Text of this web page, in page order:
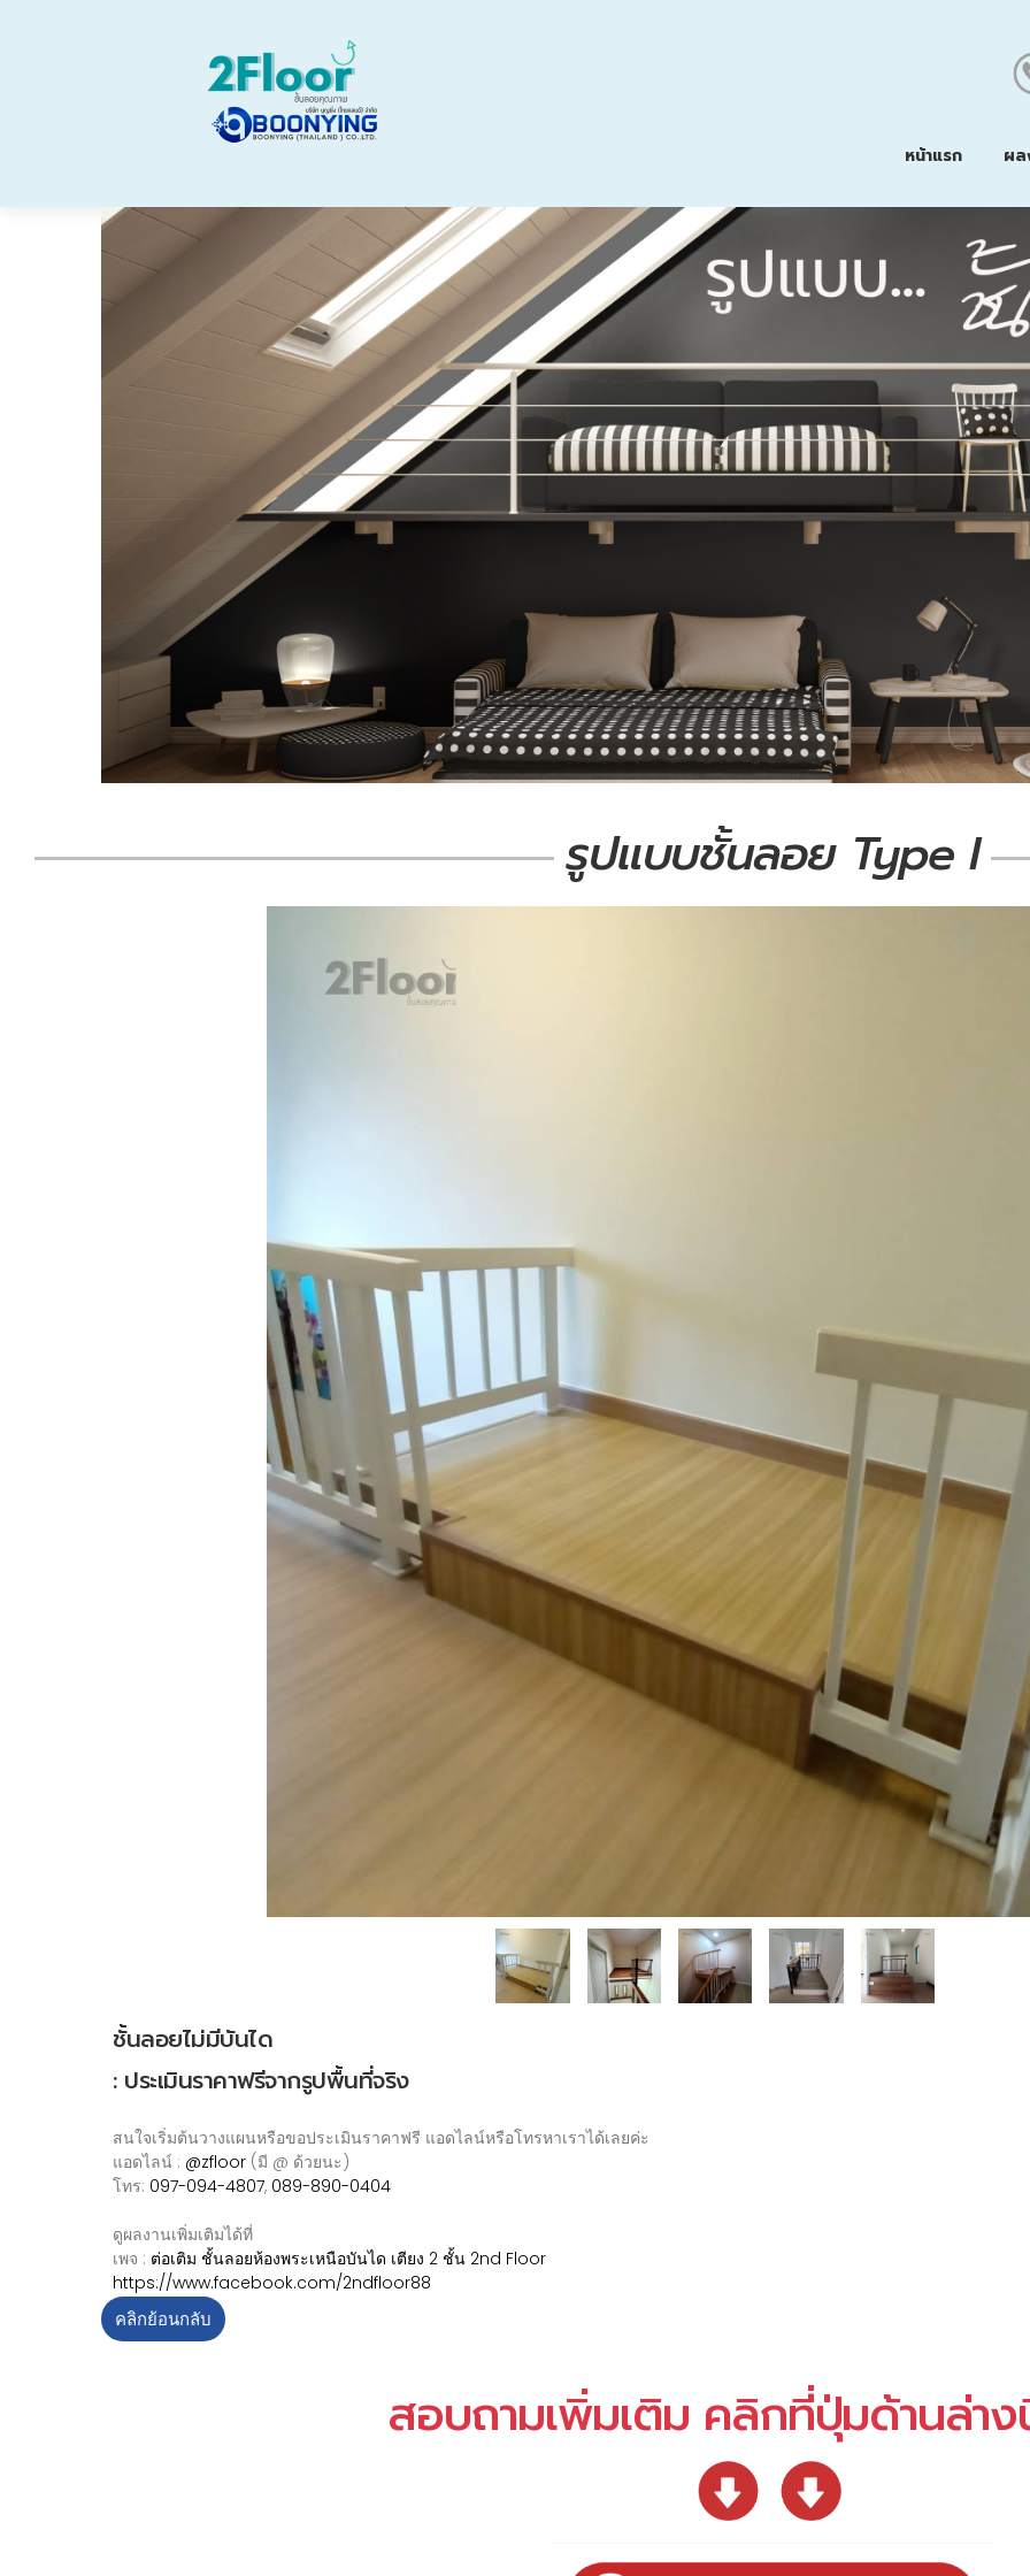
หน้าแรก ผล
รูปแบบชั้นลอย Type I
Previous
ชั้นลอยไม่มีบันได
: ประเมินราคาฟรีจากรูปพื้นที่จริง
สนใจเริ่มต้นวางแผนหรือขอประเมินราคาฟรี แอดไลน์หรือโทรหาเราได้เลยค่ะ
แอดไลน์ : @zfloor (มี @ ด้วยนะ)
โทร: 097-094-4807, 089-890-0404
ดูผลงานเพิ่มเติมได้ที่
เพจ : ต่อเติม ชั้นลอยห้องพระเหนือบันได เตียง 2 ชั้น 2nd Floor
https://www.facebook.com/2ndfloor88
คลิกย้อนกลับ
สอบถามเพิ่มเติม คลิกที่ปุ่มด้านล่าง